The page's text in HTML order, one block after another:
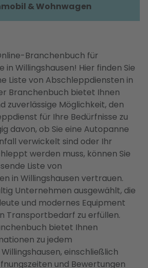
Branchenbuch für
Willingshausen! Hier finden Sie
Liste von Abschleppdiensten in
Branchenbuch bietet Ihnen
zuverlässige Möglichkeit, den
für Ihre Bedürfnisse zu
davon, ob Sie eine Autopanne
verwickelt sind oder Ihr
werden muss, können Sie
Liste von
in Willingshausen vertrauen.
Unternehmen ausgewählt, die
und modernes Equipment
Transportbedarf zu erfüllen.
bietet Ihnen
zu jedem
einschließlich
und Bewertungen
& Wohnwagen